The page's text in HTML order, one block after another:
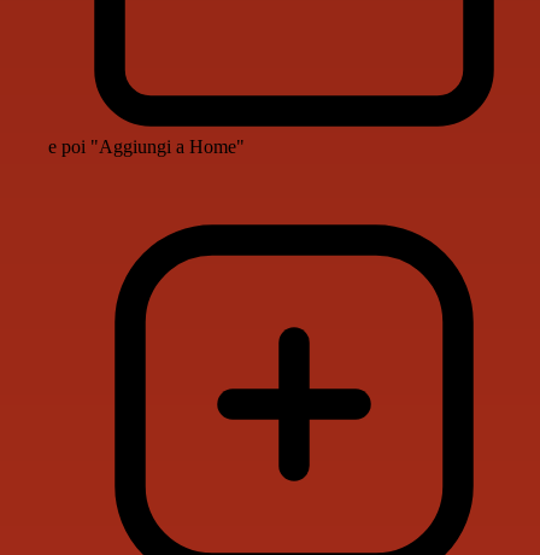
e poi "Aggiungi a Home"